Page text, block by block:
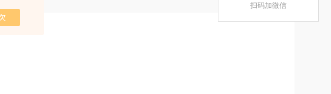
扫码加微信